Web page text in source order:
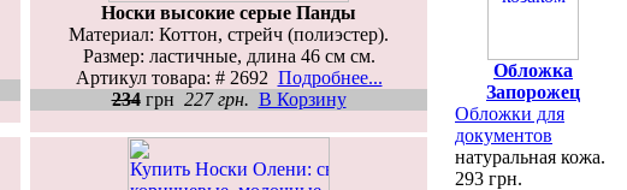
Носки высокие серые Панды
Материал: Коттон, стрейч (полиэстер).
Размер: ластичные, длина 46 см см.
Артикул товара: # 2692 Подробнее...
234грн 227 грн. В Корзину
Обложка
Запорожец
Обложки для
документов
натуральная кожа.
293 грн.